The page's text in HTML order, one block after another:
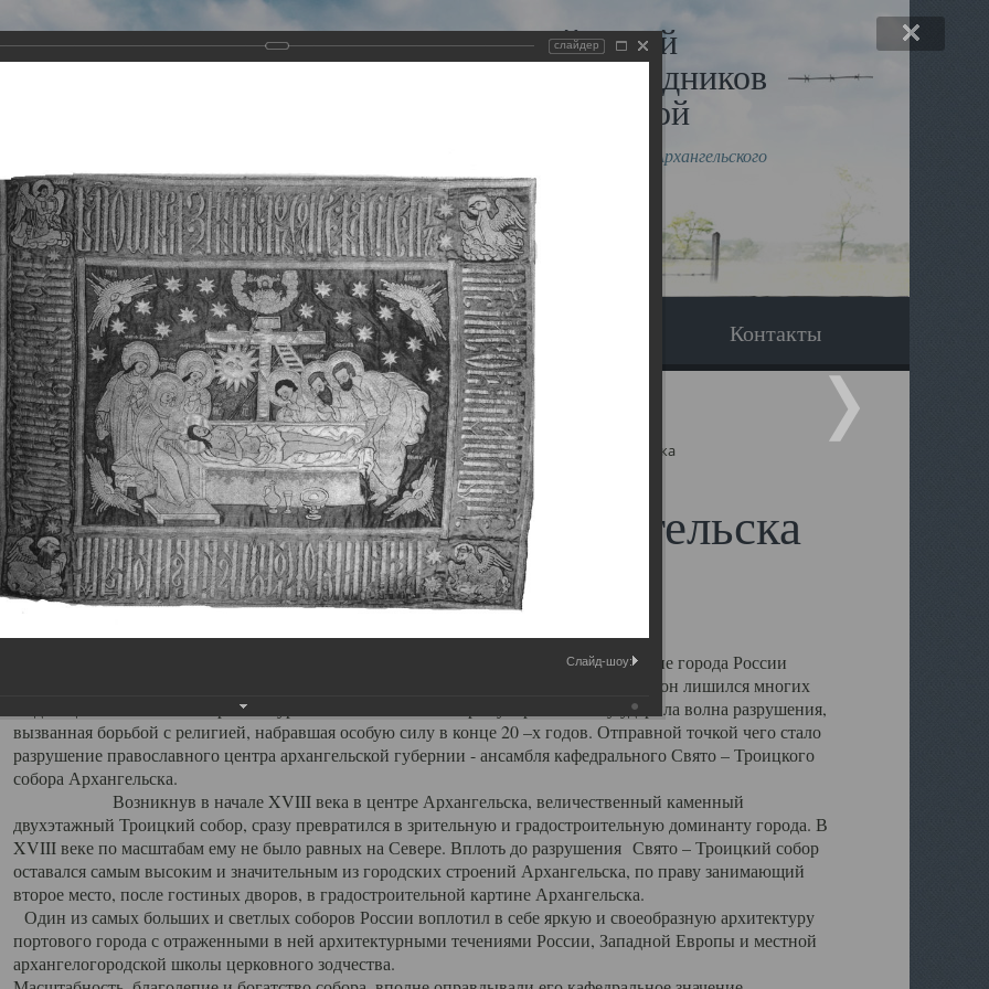
Виртуальный музей
Новомучеников и исповедников
Земли Архангельской
Сайт создан по благословлению митрополита Архангельского
и Холмогорского Даниила
Наследники Галерея Вопрос-ответ Контакты
Главная Галерея Храмы-мученики Архангельска Свято-Троицкий собор Архангельска
Свято-Троицкий собор Архангельска
Свято-Троицкий собор Архангельска
23.12.2015
Сегодня мы можем говорить, что Архангельск в большей мере, чем другие губернские города России
пострадал от целенаправленных систематических разрушений, в результате которых он лишился многих
выдающихся памятников архитектуры. Больше всего по старому Архангельску ударила волна разрушения,
вызванная борьбой с религией, набравшая особую силу в конце 20 –х годов. Отправной точкой чего стало
разрушение православного центра архангельской губернии - ансамбля кафедрального Свято – Троицкого
собора Архангельска.
Возникнув в начале XVIII века в центре Архангельска, величественный каменный
двухэтажный Троицкий собор, сразу превратился в зрительную и градостроительную доминанту города. В
XVIII веке по масштабам ему не было равных на Севере. Вплоть до разрушения Свято – Троицкий собор
оставался самым высоким и значительным из городских строений Архангельска, по праву занимающий
второе место, после гостиных дворов, в градостроительной картине Архангельска.
Один из самых больших и светлых соборов России воплотил в себе яркую и своеобразную архитектуру
портового города с отраженными в ней архитектурными течениями России, Западной Европы и местной
архангелогородской школы церковного зодчества.
слайдер
Слайд-шоу: